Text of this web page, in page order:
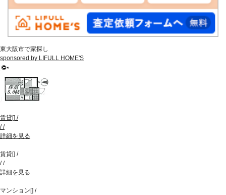
東大阪市で家探し
sponsored by LIFULL HOME'S
賃貸[] /
//
詳細を見る
賃貸[] /
//
詳細を見る
マンション[] /